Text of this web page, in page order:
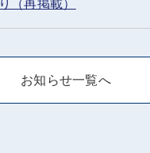
（再掲載）
お知らせ一覧へ